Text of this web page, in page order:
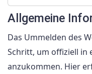
Allgemeine
Das Ummelden des
Schritt, um offiziell in
anzukommen. Hier